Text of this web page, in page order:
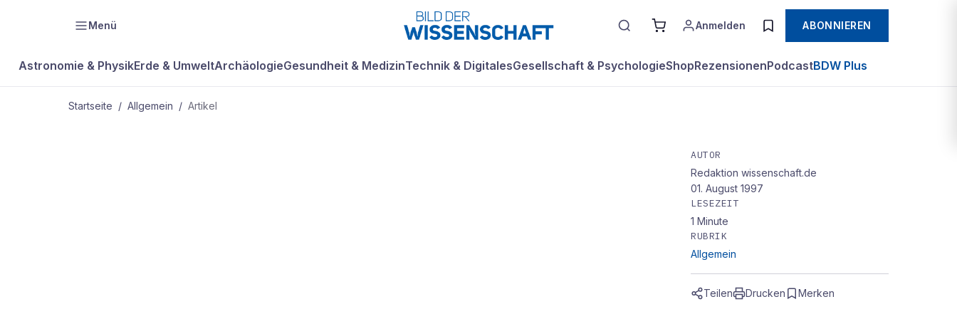
Menü Anmelden ABONNIEREN
Astronomie & PhysikErde & UmweltArchäologieGesundheit & MedizinTechnik & DigitalesGesellschaft & PsychologieShopRezensionenPodcastBDW Plus
Startseite / Allgemein / Artikel
AUTOR
Redaktion wissenschaft.de
01. August 1997
LESEZEIT
1 Minute
RUBRIK
Allgemein
Teilen Drucken Merken